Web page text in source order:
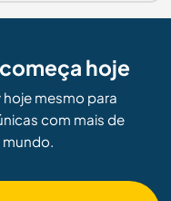
hoje
mesmo para
com mais de